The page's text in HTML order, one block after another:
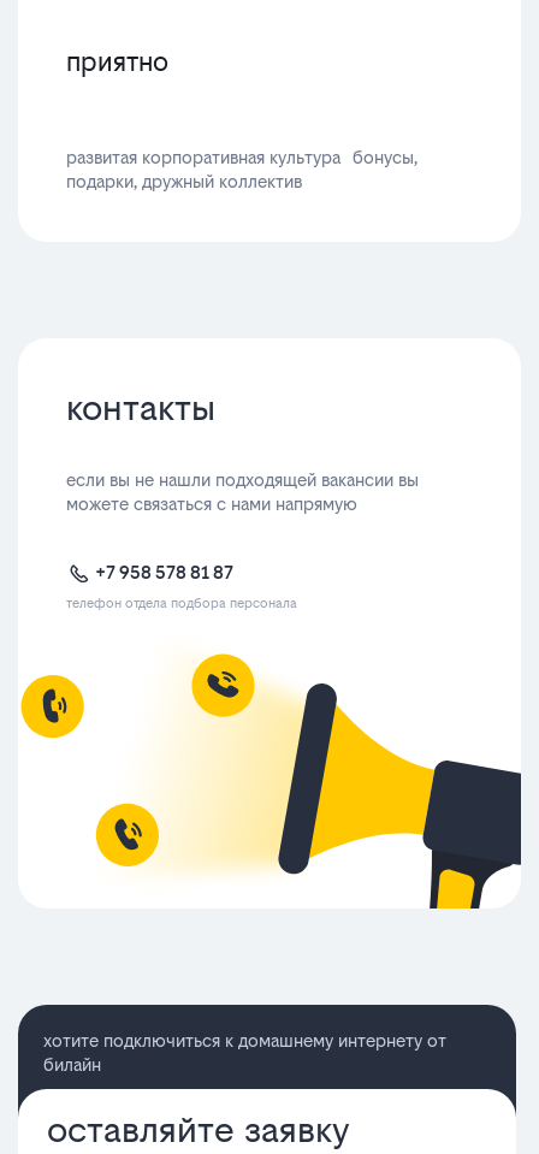
приятно
развитая корпоративная культура бонусы,
подарки, дружный коллектив
контакты
если вы не нашли подходящей вакансии вы
можете связаться с нами напрямую
+7 958 578 81 87
телефон отдела подбора персонала
хотите подключиться к домашнему интернету от
билайн
оставляйте заявку